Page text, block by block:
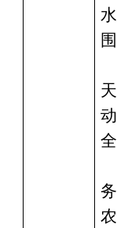
全